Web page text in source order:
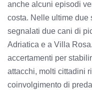
anche alcuni episodi
costa. Nelle ultime due
segnalati due cani di
Adriatica e a Villa
accertamenti per
attacchi, molti cittadini
coinvolgimento di